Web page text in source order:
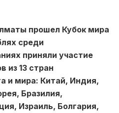
прошел Кубок мира
среди
приняли участие
из 13 стран
и мира: Китай, Индия,
Бразилия,
Израиль, Болгария,